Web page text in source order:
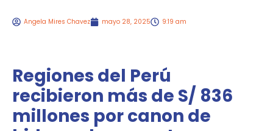
Angela Mires Chavez mayo 28, 2025 9:19 am
Regiones del Perú
recibieron más de S/ 836
millones por canon de